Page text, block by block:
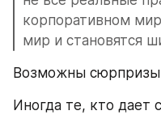
корпоративном
мир и становятся
Возможны
Иногда те, кто